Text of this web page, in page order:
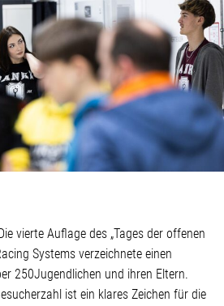
vierte Auflage des „Tages der offenen
Systems verzeichnete einen
250Jugendlichen und ihren Eltern.
ist ein klares Zeichen für die